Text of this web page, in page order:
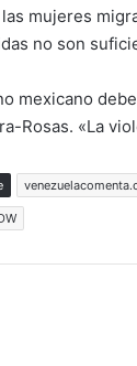
mujeres
no son
mexicano
Rosas. «La